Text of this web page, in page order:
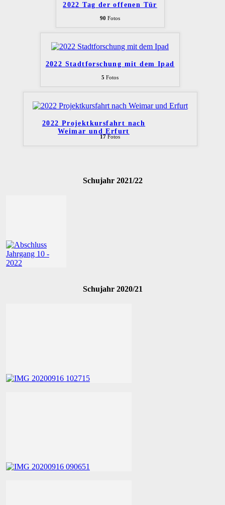
2022 Tag der offenen Tür
90 Fotos
2022 Stadtforschung mit dem Ipad
5 Fotos
2022 Projektkursfahrt nach
Weimar und Erfurt
17 Fotos
Schujahr 2021/22
Schujahr 2020/21